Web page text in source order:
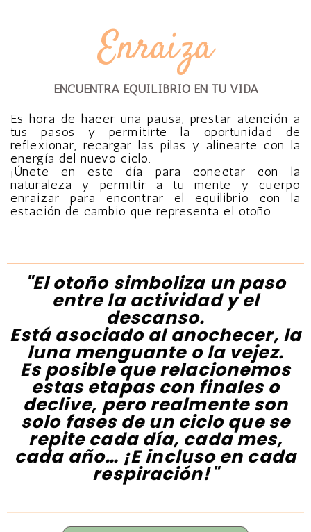
Enraiza
ENCUENTRA EQUILIBRIO EN TU VIDA
Es hora de hacer una pausa, prestar atención a
tus pasos y permitirte la oportunidad de
reflexionar, recargar las pilas y alinearte con la
energía del nuevo ciclo.
¡Únete en este día para conectar con la
naturaleza y permitir a tu mente y cuerpo
enraizar para encontrar el equilibrio con la
estación de cambio que representa el otoño.
"El otoño simboliza un paso
entre la actividad y el
descanso.
Está asociado al anochecer, la
luna menguante o la vejez.
Es posible que relacionemos
estas etapas con finales o
declive, pero realmente son
solo fases de un ciclo que se
repite cada día, cada mes,
cada año… ¡E incluso en cada
respiración!"